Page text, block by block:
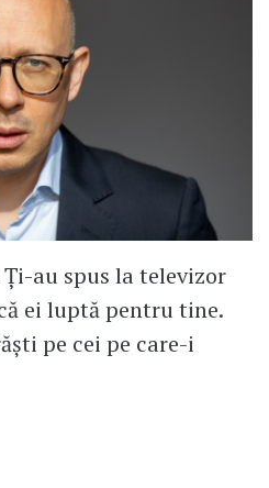
au spus la televizor
ei luptă pentru tine.
pe cei pe care-i